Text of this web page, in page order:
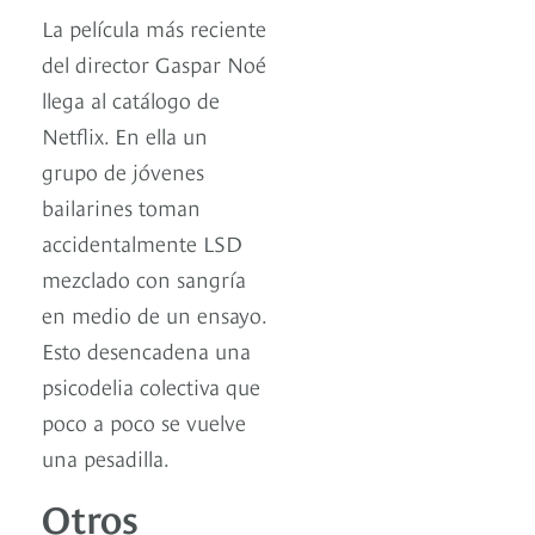
La película más reciente
del director Gaspar Noé
llega al catálogo de
Netflix. En ella un
grupo de jóvenes
bailarines toman
accidentalmente LSD
mezclado con sangría
en medio de un ensayo.
Esto desencadena una
psicodelia colectiva que
poco a poco se vuelve
una pesadilla.
Otros